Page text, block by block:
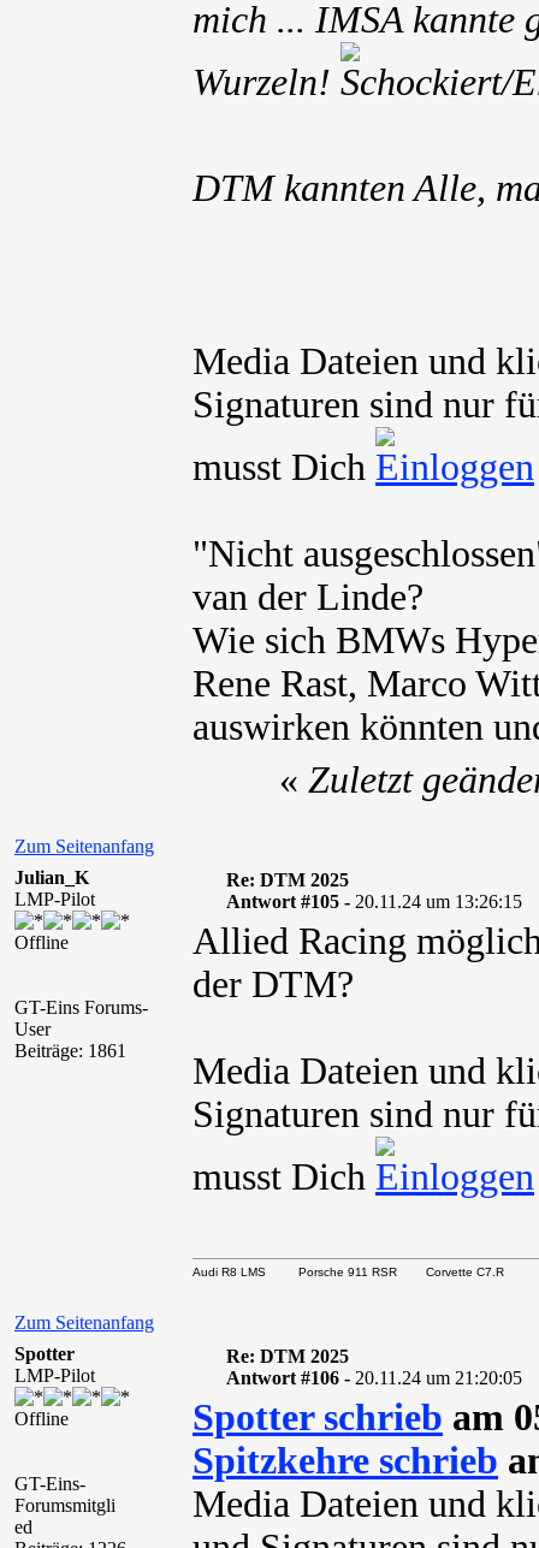
mich ... IMSA kannte
Wurzeln!
DTM kannten Alle,
Media Dateien und
Signaturen sind nur
musst Dich
"Nicht
van der Linde?
Wie sich BMWs
Rene Rast, Marco
auswirken könnten
Zum Seitenanfang
« Zuletzt
Julian_K
LMP-Pilot
Offline
GT-Eins Forums-
User
Beiträge: 1861
Re: DTM 2025
Antwort #105 - 20.11.24 um 13:26:15
Allied Racing
der DTM?
Media Dateien und
Signaturen sind nur
musst Dich
Zum Seitenanfang
Audi R8 LMS Porsche 911 RSR Corvette C7.R
Spotter
LMP-Pilot
Offline
GT-Eins-
Forumsmitgli
ed
Re: DTM 2025
Antwort #106 - 20.11.24 um 21:20:05
Spotter schrieb am
Spitzkehre schrieb
Media Dateien und